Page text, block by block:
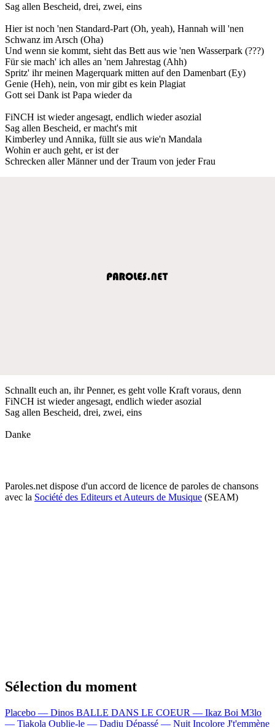
Sag allen Bescheid, drei, zwei, eins
Hier ist noch 'nen Standard-Part (Oh, yeah), Hannah will 'nen
Schwanz im Arsch (Oha)
Und wenn sie kommt, sieht das Bett aus wie 'nen Wasserpark (???)
Für sie mach' ich alles an 'nem Jahrestag (Ahh)
Spritz' ihr meinen Magerquark mitten auf den Damenbart (Ey)
Genie (Heh), nein, von mir gibt es kein Plagiat
Gott sei Dank ist Papa wieder da
FiNCH ist wieder angesagt, endlich wieder asozial
Sag allen Bescheid, er macht's mit
Kimberley und Annika, füllt sie aus wie'n Mandala
Wohin er auch geht, er ist der
Schrecken aller Männer und der Traum von jeder Frau
Schnallt euch an, ihr Penner, es geht volle Kraft voraus, denn
FiNCH ist wieder angesagt, endlich wieder asozial
Sag allen Bescheid, drei, zwei, eins
Danke
Paroles.net dispose d'un accord de licence de paroles de chansons
avec la Société des Editeurs et Auteurs de Musique (SEAM)
Sélection du moment
Placebo — Dinos BALLE DANS LE COEUR — Ikaz Boi M3lo
— Tiakola Oublie-le — Dadju Dépassé — Nuit Incolore J't'emmène